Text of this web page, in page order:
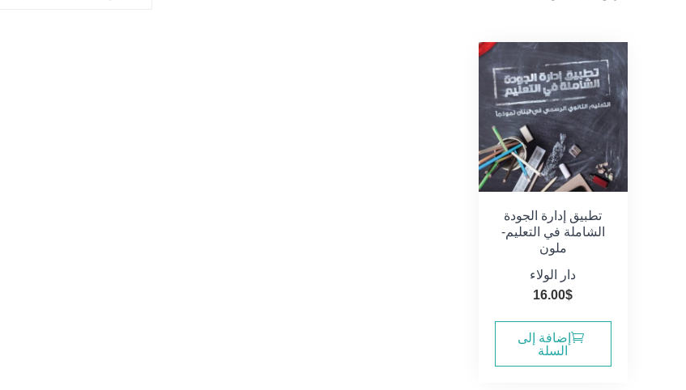
تطبيق إدارة الجودة
الشاملة في التعليم-
ملون
دار الولاء
16.00$
إضافة إلى
السلة